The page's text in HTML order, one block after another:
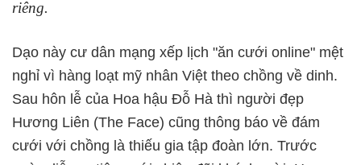
riêng.
Dạo này cư dân mạng xếp lịch "ăn cưới online" mệt
nghỉ vì hàng loạt mỹ nhân Việt theo chồng về dinh.
Sau hôn lễ của Hoa hậu Đỗ Hà thì người đẹp
Hương Liên (The Face) cũng thông báo về đám
cưới với chồng là thiếu gia tập đoàn lớn. Trước